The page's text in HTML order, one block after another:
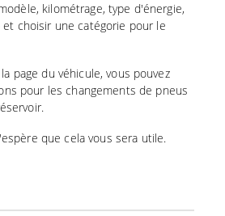
kilométrage, type d'énergie,
choisir une catégorie pour le
page du véhicule, vous pouvez
pour les changements de pneus
que cela vous sera utile.